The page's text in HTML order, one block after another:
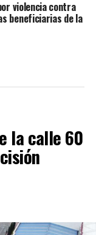
violencia contra
beneficiarias de la
la calle 60